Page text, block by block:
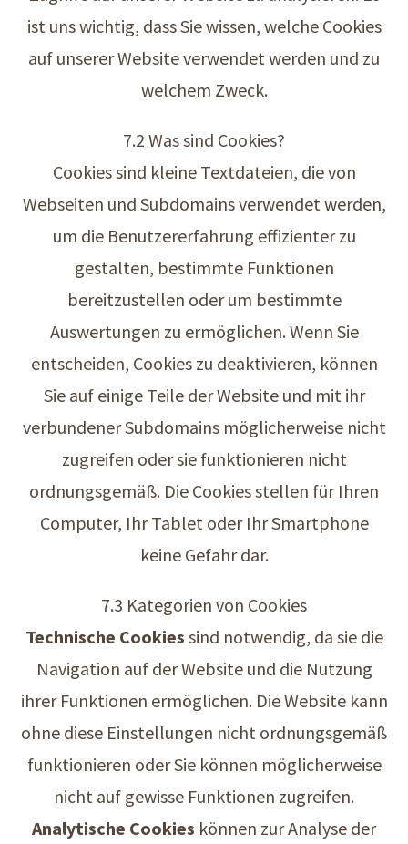
ist uns wichtig, dass Sie wissen, welche Cookies
auf unserer Website verwendet werden und zu
welchem Zweck.
7.2 Was sind Cookies?
Cookies sind kleine Textdateien, die von
Webseiten und Subdomains verwendet werden,
um die Benutzererfahrung effizienter zu
gestalten, bestimmte Funktionen
bereitzustellen oder um bestimmte
Auswertungen zu ermöglichen. Wenn Sie
entscheiden, Cookies zu deaktivieren, können
Sie auf einige Teile der Website und mit ihr
verbundener Subdomains möglicherweise nicht
zugreifen oder sie funktionieren nicht
ordnungsgemäß. Die Cookies stellen für Ihren
Computer, Ihr Tablet oder Ihr Smartphone
keine Gefahr dar.
7.3 Kategorien von Cookies
Technische Cookies sind notwendig, da sie die
Navigation auf der Website und die Nutzung
ihrer Funktionen ermöglichen. Die Website kann
ohne diese Einstellungen nicht ordnungsgemäß
funktionieren oder Sie können möglicherweise
nicht auf gewisse Funktionen zugreifen.
Analytische Cookies können zur Analyse der